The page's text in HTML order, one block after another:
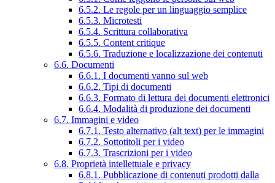
6.5.2. Le regole per un linguaggio semplice
6.5.3. Microtesti
6.5.4. Scrittura collaborativa
6.5.5. Content critique
6.5.6. Traduzione e localizzazione dei contenuti
6.6. Documenti
6.6.1. I documenti vanno sul web
6.6.2. Tipi di documenti
6.6.3. Formato di lettura dei documenti elettronici
6.6.4. Modalità di produzione dei documenti
6.7. Immagini e video
6.7.1. Testo alternativo (alt text) per le immagini
6.7.2. Sottotitoli per i video
6.7.3. Trascrizioni per i video
6.8. Proprietà intellettuale e privacy
6.8.1. Pubblicazione di contenuti prodotti dalla